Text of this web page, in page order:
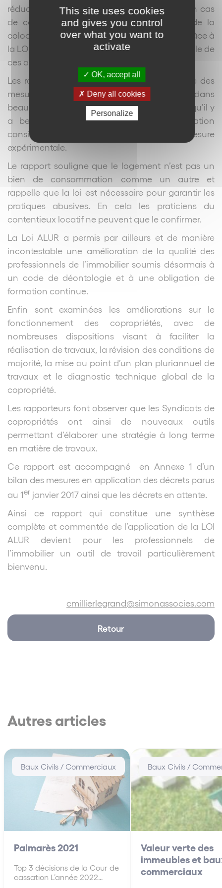
réduction du délai de préavis, la protection en cas
de congé du Bailleur, le nouveau régime de la
colocation ont également été mis en place grâce à
la LOI ALUR et on peut constater que l’ensemble de
ces améliorations ont été positives.
Les rapporteurs font également une synthèse des
mesures d’encadrement des loyers qui restent dans
beaucoup de cas positives même si on sait qu’il y
a beaucoup à améliorer cette règlementation
considérée trop longtemps comme une mesure
expérimentale.
Le rapport souligne que le logement n’est pas un
bien de consommation comme un autre et
rappelle que la loi est nécessaire pour garantir les
pratiques abusives. En cela les praticiens du
contentieux locatif ne peuvent que le confirmer.
La Loi ALUR a permis par ailleurs et de manière
incontestable une amélioration de la qualité des
professionnels de l’immobilier soumis désormais à
un code de déontologie et à une obligation de
formation continue.
Enfin sont examinées les améliorations sur le
fonctionnement des copropriétés, avec de
nombreuses dispositions visant à faciliter la
réalisation de travaux, la révision des conditions de
majorité, la mise au point d’un plan pluriannuel de
travaux et le diagnostic technique global de la
copropriété.
Les rapporteurs font observer que les Syndicats de
copropriétés ont ainsi de nouveaux outils
permettant d’élaborer une stratégie à long terme
en matière de travaux.
Ce rapport est accompagné en Annexe 1 d’un
bilan des mesures en application des décrets parus
au 1er janvier 2017 ainsi que les décrets en attente.
Ainsi ce rapport qui constitue une synthèse
complète et commentée de l’application de la LOI
ALUR devient pour les professionnels de
l’immobilier un outil de travail particulièrement
bienvenu.
cmillierlegrand@simonassocies.com
Retour
Autres articles
Baux Civils / Commerciaux
Palmarès 2021
Top 3 décisions de la Cour de
cassation L’année 2022
Baux Civils /
Valeur verte des
immeubles et
commerciaux
This site uses cookies
and gives you control
over what you want to
activate
OK, accept all
Deny all cookies
Personalize